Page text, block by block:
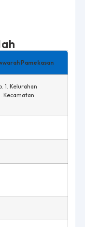
Pamekasan
1. Kelurahan
Kecamatan